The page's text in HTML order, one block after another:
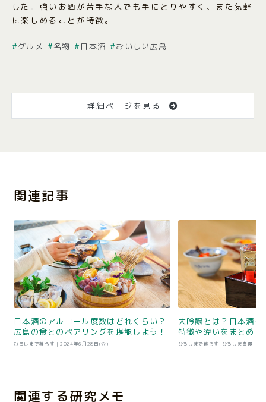
した。強いお酒が苦手な人でも手にとりやすく、また気軽
に楽しめることが特徴。
グルメ 名物 日本酒 おいしい広島
詳細ページを見る
関連記事
日本酒のアルコール度数はどれくらい？
広島の食とのペアリングを堪能しよう！
ひろしまで暮らす |2024年6月28日(金)
大吟醸とは？日本酒
特徴や違いをまとめま
ひろしまで暮らす･ひろしま自慢 |
関連する研究メモ